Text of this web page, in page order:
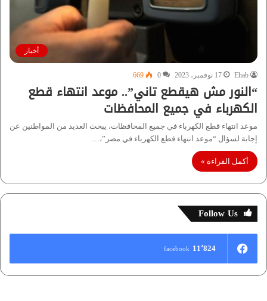
أخبار
Ehab 17 نوفمبر، 2023 0
669
“النور مش هيقطع تاني”.. موعد انتهاء قطع
الكهرباء في جميع المحافظات
موعد انتهاء قطع الكهرباء في جميع المحافظات، يبحث العديد من المواطنين عن
إجابة لسؤال “موعد انتهاء قطع الكهرباء في مصر”،…
أكمل القراءة »
Follow Us
11٬824 facebook